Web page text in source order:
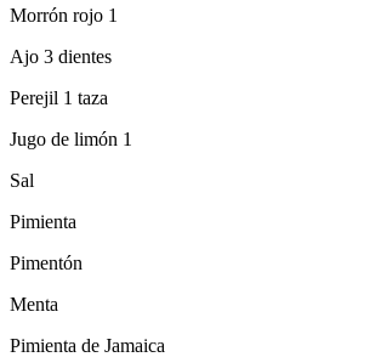
Morrón rojo 1
Ajo 3 dientes
Perejil 1 taza
Jugo de limón 1
Sal
Pimienta
Pimentón
Menta
Pimienta de Jamaica